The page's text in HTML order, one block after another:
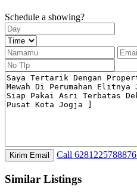
Schedule a showing?
Call 6281225788876
Similar Listings